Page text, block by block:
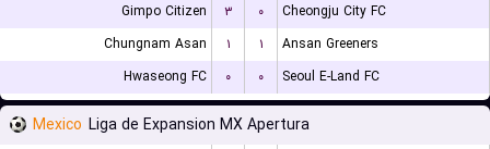
Gimpo Citizen
۳ ۰
Cheongju City FC
Chungnam Asan
۱ ۱
Ansan Greeners
Hwaseong FC
۰ ۰ Seoul E-Land FC
Mexico Liga de Expansion MX Apertura